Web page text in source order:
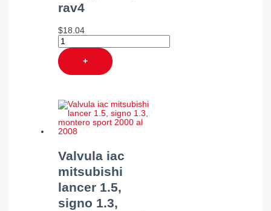
rav4
$18.04
+
Valvula iac
mitsubishi
lancer 1.5,
signo 1.3,